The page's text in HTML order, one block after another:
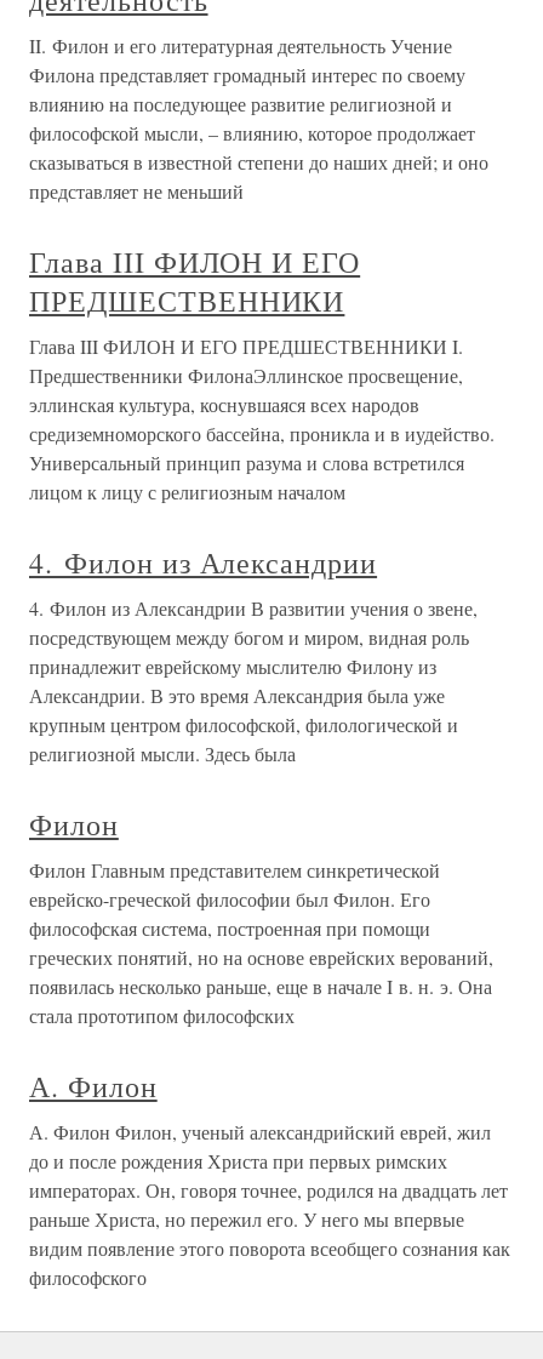
II. Филон и его литературная деятельность Учение
Филона представляет громадный интерес по своему
влиянию на последующее развитие религиозной и
философской мысли, – влиянию, которое продолжает
сказываться в известной степени до наших дней; и оно
представляет не меньший
Глава III ФИЛОН И ЕГО
ПРЕДШЕСТВЕННИКИ
Глава III ФИЛОН И ЕГО ПРЕДШЕСТВЕННИКИ I.
Предшественники ФилонаЭллинское просвещение,
эллинская культура, коснувшаяся всех народов
средиземноморского бассейна, проникла и в иудейство.
Универсальный принцип разума и слова встретился
лицом к лицу с религиозным началом
4. Филон из Александрии
4. Филон из Александрии В развитии учения о звене,
посредствующем между богом и миром, видная роль
принадлежит еврейскому мыслителю Филону из
Александрии. В это время Александрия была уже
крупным центром философской, филологической и
религиозной мысли. Здесь была
Филон
Филон Главным представителем синкретической
еврейско-греческой философии был Филон. Его
философская система, построенная при помощи
греческих понятий, но на основе еврейских верований,
появилась несколько раньше, еще в начале I в. н. э. Она
стала прототипом философских
А. Филон
А. Филон Филон, ученый александрийский еврей, жил
до и после рождения Христа при первых римских
императорах. Он, говоря точнее, родился на двадцать лет
раньше Христа, но пережил его. У него мы впервые
видим появление этого поворота всеобщего сознания как
философского